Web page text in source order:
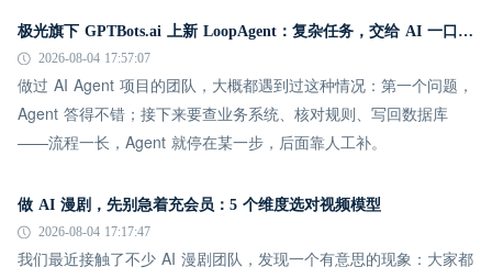
极光旗下 GPTBots.ai 上新 LoopAgent：复杂任务，交给 AI 一口气跑完
2026-08-04 17:57:07
做过 AI Agent 项目的团队，大概都遇到过这种情况：第一个问题，
Agent 答得不错；接下来要查业务系统、核对规则、写回数据库
——流程一长，Agent 就停在某一步，后面靠人工补。
做 AI 漫剧，先别急着充会员：5 个维度选对视频模型
2026-08-04 17:17:47
我们最近接触了不少 AI 漫剧团队，发现一个有意思的现象：大家都